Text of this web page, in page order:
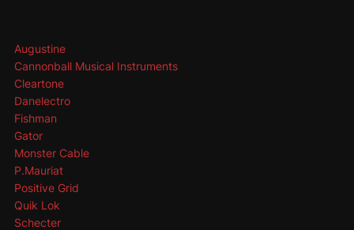
Augustine
Cannonball Musical Instruments
Cleartone
Danelectro
Fishman
Gator
Monster Cable
P.Mauriat
Positive Grid
Quik Lok
Schecter